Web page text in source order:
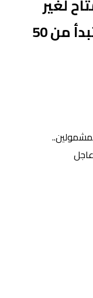
لغير
المشمولين.. والاشتراكات تبدأ من 50